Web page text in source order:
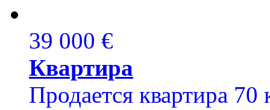
39 000 €
Квартира
Продается квартира 70